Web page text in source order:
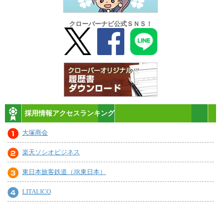
クローバーナビ公式ＳＮＳ！
採用情報アクセスランキング
大塚商会
楽天ソシオビジネス
東日本旅客鉄道（JR東日本）
LITALICO